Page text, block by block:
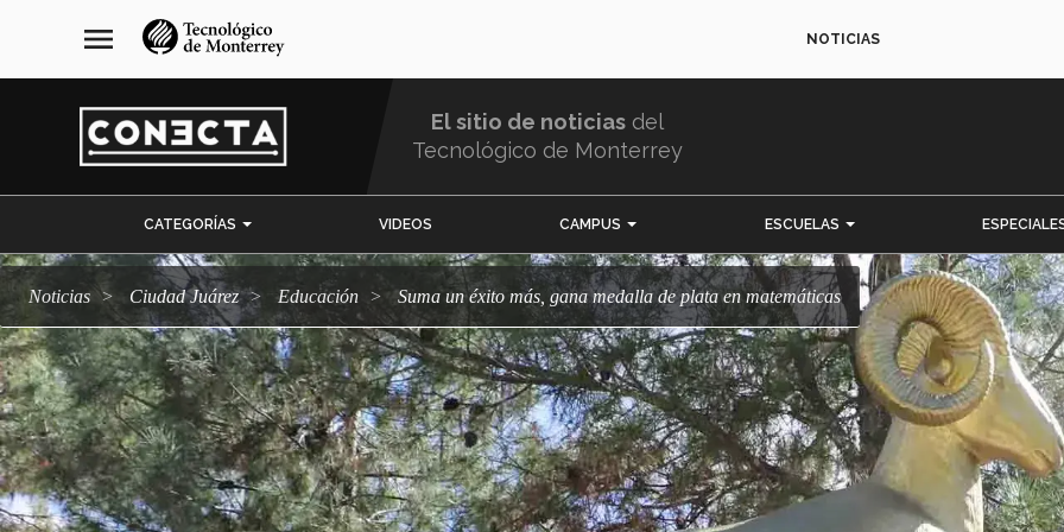
navegación
principal
menu NOTICIAS
El sitio de noticias del
Tecnológico de Monterrey
CATEGORÍAS VIDEOS CAMPUS ESCUELAS
Noticias Ciudad Juárez Educación Suma un éxito más, gana medalla de plata en matemáticas